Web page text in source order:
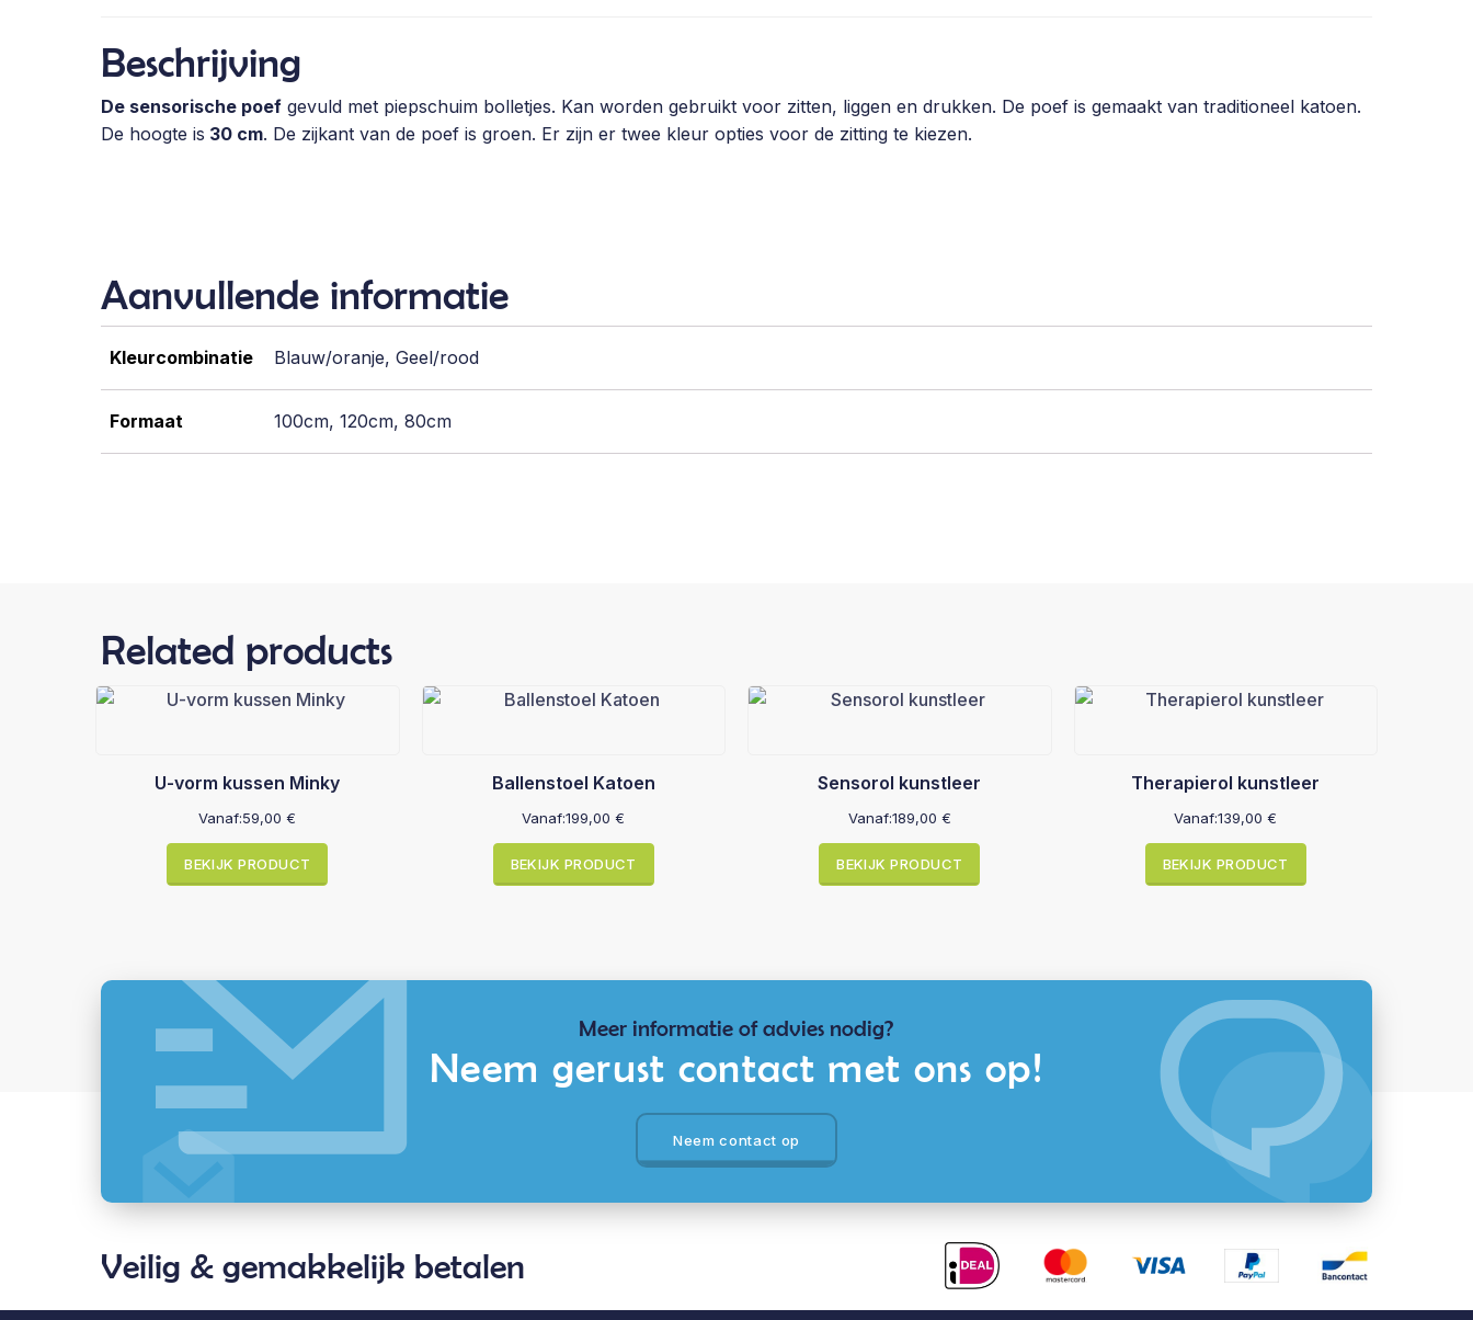
Beschrijving
De sensorische poef gevuld met piepschuim bolletjes. Kan worden gebruikt voor zitten, liggen en drukken. De poef is gemaakt van traditioneel katoen.
De hoogte is 30 cm. De zijkant van de poef is groen. Er zijn er twee kleur opties voor de zitting te kiezen.
Aanvullende informatie
Kleurcombinatie Blauw/oranje, Geel/rood
Formaat 100cm, 120cm, 80cm
Related products
U-vorm kussen Minky
Vanaf:59,00€
BEKIJK PRODUCT
Ballenstoel Katoen
Vanaf:199,00€
BEKIJK PRODUCT
Sensorol kunstleer
Vanaf:189,00 €
BEKIJK PRODUCT
Therapierol kunstleer
Vanaf:139,00€
BEKIJK PRODUCT
Meer informatie of advies nodig?
Neem gerust contact met ons op!
Neem contact op
Veilig & gemakkelijk betalen